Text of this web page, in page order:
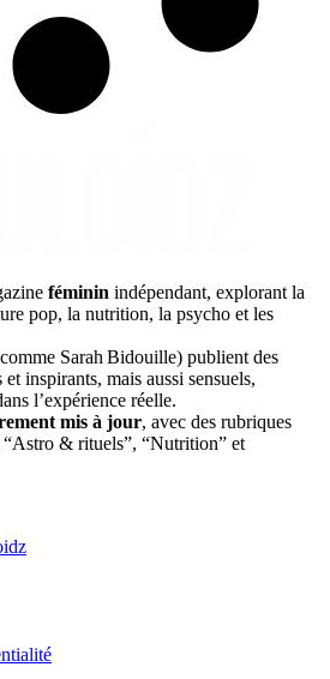
féminin indépendant, explorant la
pop, la nutrition, la psycho et les
Sarah Bidouille) publient des
inspirants, mais aussi sensuels,
l’expérience réelle.
mis à jour, avec des rubriques
& rituels”, “Nutrition” et